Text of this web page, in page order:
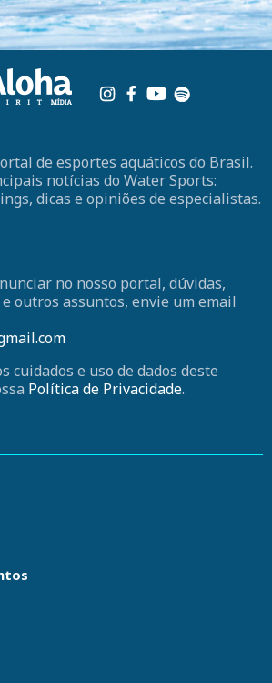
de esportes aquáticos do Brasil.
notícias do Water Sports:
dicas e opiniões de especialistas.
no nosso portal, dúvidas,
outros assuntos, envie um email
cuidados e uso de dados deste
Política de Privacidade.